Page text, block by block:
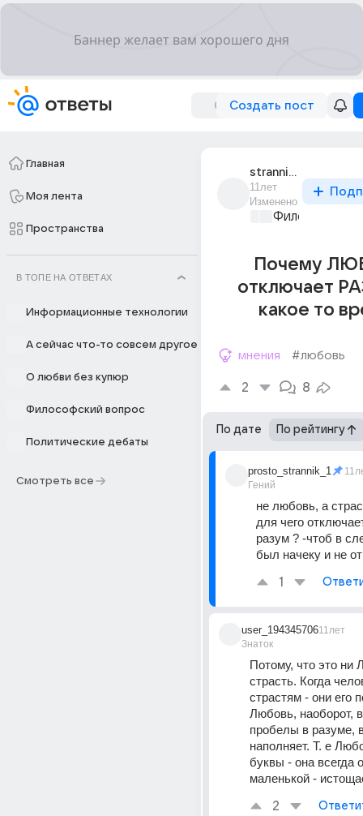
Создать пост
Главная
Моя лента
Пространства
В ТОПЕ НА ОТВЕТАХ
Информационные технологии
А сейчас что-то совсем другое
О любви без купюр
Философский вопрос
Политические дебаты
Смотреть все
strannik_2661
11лет
Изменено
Философский
Почему
отключает
какое то
мнения #любовь
2 8
По дате По рейтингу
prosto_strannik_1
Гений
не любовь, а
для чего
разум ? -чтоб в
был начеку и не
1
user_194345706
Знаток
11лет
Потому, что это ни
страсть. Когда
страстям - они его
Любовь, наоборот,
пробелы в разуме,
наполняет. Т. е
буквы - она всегда
маленькой -
2